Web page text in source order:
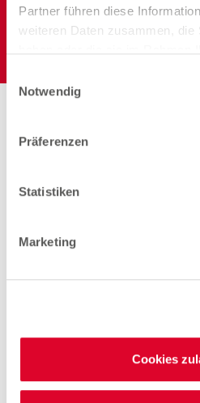
Partner führen diese
weiteren Daten zusammen, die
Einstellungen zu den Cookies
Notwendig
Präferenzen
Statistiken
Marketing
Cookies
Woolworth –
Woolworth – Homberg
Kasseler Straße 3
Entfernung
Öffnungszeiten